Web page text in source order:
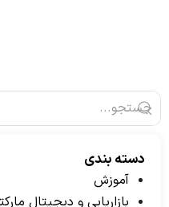
دسته بندی
آموزش
بازاریابی و دیجیتال